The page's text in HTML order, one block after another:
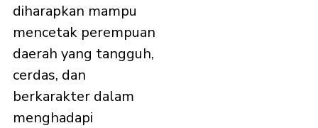
diharapkan mampu
mencetak perempuan
daerah yang tangguh,
cerdas, dan
berkarakter dalam
menghadapi